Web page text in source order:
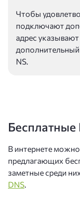
Чтобы
подключают
адрес указывают
дополнительный
NS.
Бесплатные
В интернете
предлагающих
заметные среди
DNS.